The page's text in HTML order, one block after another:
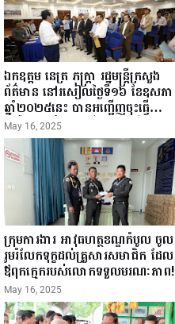
ឯកឧត្តម នេត្រ ភក្ត្រា រដ្ឋមន្ត្រីក្រសួង
ព័ត៌មាន នៅរសៀលថ្ងៃទី១៦ ខែឧសភា
ឆ្នាំ២០២៥នេះ បានអញ្ជើញចុះធ្វើ
ជំរឿនថ្នាក់ដឹកនាំមន្ត្រីរាជការស៉ីវិល នៃ
ក្រសួងព័ត៌មាន...
May 16, 2025
ក្រុមការងារ អាវុធហត្ថខណ្ឌកំបូល ចូល
រួមរំលែកទុក្ខដល់គ្រួសារសមាជិក ដែល
ឪពុកក្មេករបស់លោកទទួលមរណៈភាព!
May 16, 2025